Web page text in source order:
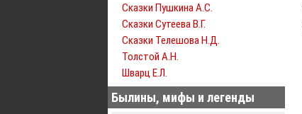
Сказки Пушкина А.С.
Сказки Сутеева В.Г.
Сказки Телешова Н.Д.
Толстой А.Н.
Шварц Е.Л.
Былины, мифы и легенды